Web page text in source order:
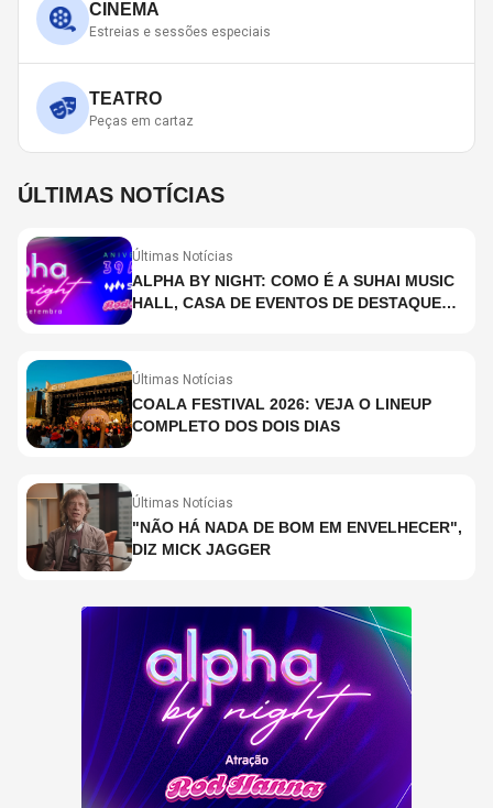
CINEMA
Estreias e sessões especiais
TEATRO
Peças em cartaz
ÚLTIMAS NOTÍCIAS
Últimas Notícias
ALPHA BY NIGHT: COMO É A SUHAI MUSIC
HALL, CASA DE EVENTOS DE DESTAQUE
Últimas Notícias
COALA FESTIVAL 2026: VEJA O LINEUP
COMPLETO DOS DOIS DIAS
Últimas Notícias
"NÃO HÁ NADA DE BOM EM ENVELHECER",
DIZ MICK JAGGER